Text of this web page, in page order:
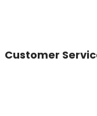
Customer